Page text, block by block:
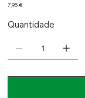
Preço
7,95 €
Quantidade